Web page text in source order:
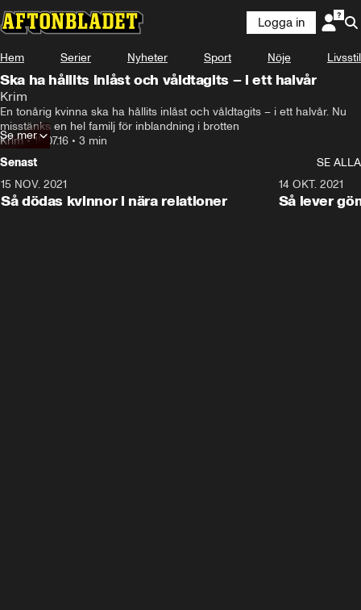
Logga in
Hem Serier Nyheter Sport Nöje Livsstil
Ska ha hållits inlåst och våldtagits – i ett halvår
Krim
En tonårig kvinna ska ha hållits inlåst och våldtagits – i ett halvår. Nu
misstänks en hel familj för inblandning i brotten
Krim•15.07.16 • 3 min
Se mer
Senast
SE ALLA
15 NOV. 2021
Så dödas kvinnor i nära relationer
14 OKT. 2021
Så lever